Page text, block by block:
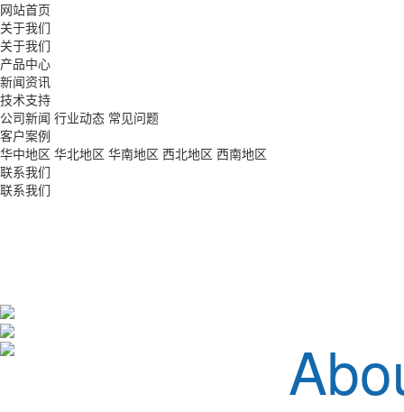
网站首页
关于我们
关于我们
产品中心
新闻资讯
技术支持
公司新闻 行业动态 常见问题
客户案例
华中地区 华北地区 华南地区 西北地区 西南地区
联系我们
联系我们